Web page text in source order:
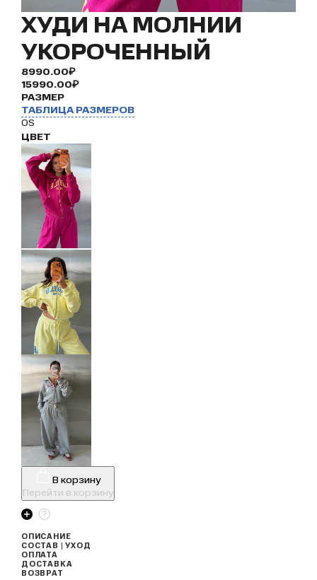
ХУДИ НА МОЛНИИ
УКОРОЧЕННЫЙ
8990.00₽
15990.00₽
РАЗМЕР
ТАБЛИЦА РАЗМЕРОВ
OS
ЦВЕТ
В корзину
Перейти в корзину
ОПИСАНИЕ
СОСТАВ | УХОД
ОПЛАТА
ДОСТАВКА
ВОЗВРАТ